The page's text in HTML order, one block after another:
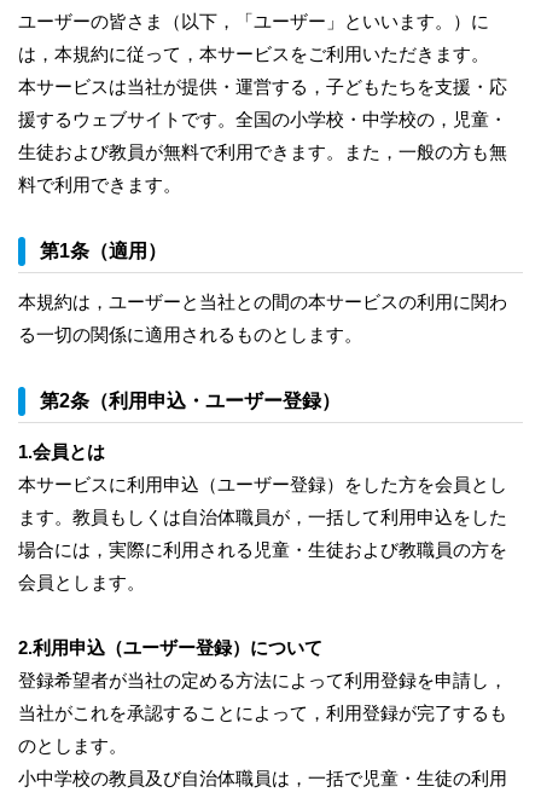
ユーザーの皆さま（以下，「ユーザー」といいます。）に
は，本規約に従って，本サービスをご利用いただきます。
本サービスは当社が提供・運営する，子どもたちを支援・応
援するウェブサイトです。全国の小学校・中学校の，児童・
生徒および教員が無料で利用できます。また，一般の方も無
料で利用できます。
第1条（適用）
本規約は，ユーザーと当社との間の本サービスの利用に関わ
る一切の関係に適用されるものとします。
第2条（利用申込・ユーザー登録）
1.会員とは
本サービスに利用申込（ユーザー登録）をした方を会員とし
ます。教員もしくは自治体職員が，一括して利用申込をした
場合には，実際に利用される児童・生徒および教職員の方を
会員とします。
2.利用申込（ユーザー登録）について
登録希望者が当社の定める方法によって利用登録を申請し，
当社がこれを承認することによって，利用登録が完了するも
のとします。
小中学校の教員及び自治体職員は，一括で児童・生徒の利用